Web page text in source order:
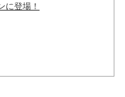
に登場！